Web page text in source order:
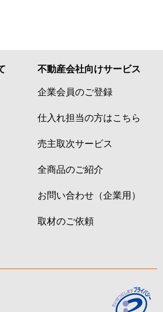
不動産会社向けサービス
企業会員のご登録
仕入れ担当の方はこちら
売主取次サービス
全商品のご紹介
お問い合わせ（企業用）
取材のご依頼